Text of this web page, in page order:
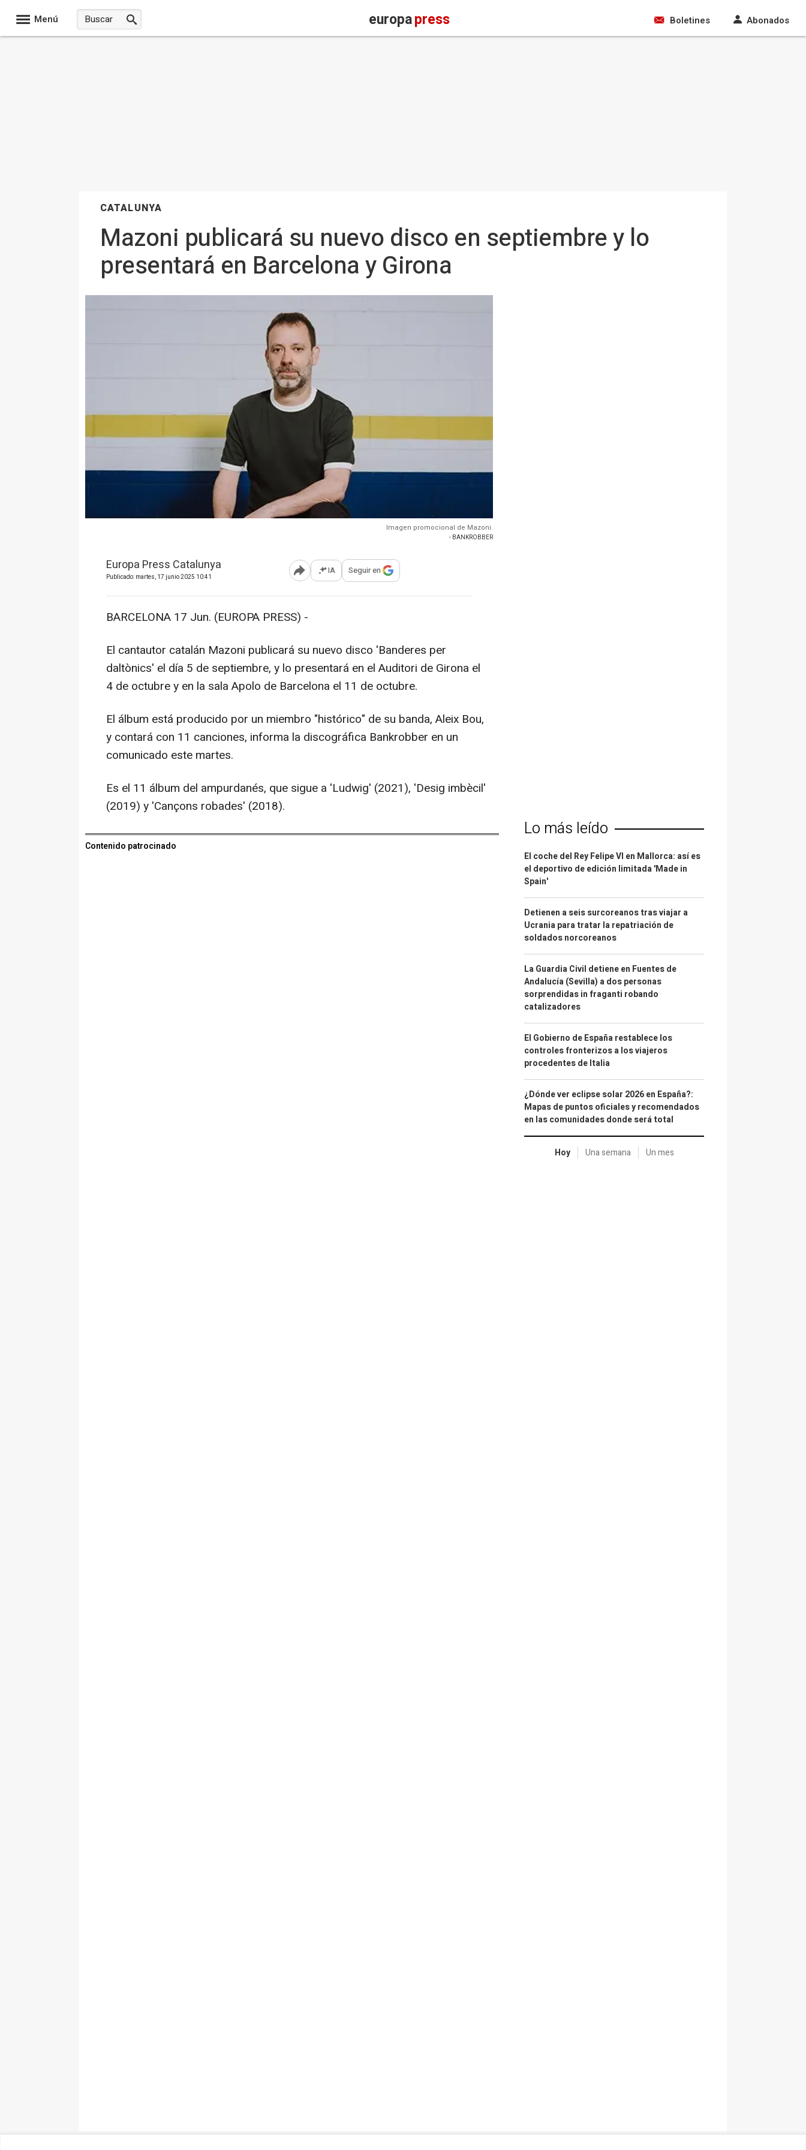
Menú europapress Boletines Abonados
CATALUNYA
Mazoni publicará su nuevo disco en septiembre y lo
presentará en Barcelona y Girona
Imagen promocional de Mazoni.
- BANKROBBER
Europa Press Catalunya
Publicado: martes, 17 junio 2025 10:41 Abrir opciones para compartir
IA Seguir en
BARCELONA 17 Jun. (EUROPA PRESS) -
El cantautor catalán Mazoni publicará su nuevo disco 'Banderes per
daltònics' el día 5 de septiembre, y lo presentará en el Auditori de Girona el
4 de octubre y en la sala Apolo de Barcelona el 11 de octubre.
El álbum está producido por un miembro "histórico" de su banda, Aleix Bou,
y contará con 11 canciones, informa la discográfica Bankrobber en un
comunicado este martes.
Es el 11 álbum del ampurdanés, que sigue a 'Ludwig' (2021), 'Desig imbècil'
(2019) y 'Cançons robades' (2018).
Contenido patrocinado
Lo más leído
El coche del Rey Felipe VI en Mallorca: así es
el deportivo de edición limitada 'Made in
Spain'
Detienen a seis surcoreanos tras viajar a
Ucrania para tratar la repatriación de
soldados norcoreanos
La Guardia Civil detiene en Fuentes de
Andalucía (Sevilla) a dos personas
sorprendidas in fraganti robando
catalizadores
El Gobierno de España restablece los
controles fronterizos a los viajeros
procedentes de Italia
¿Dónde ver eclipse solar 2026 en España?:
Mapas de puntos oficiales y recomendados
en las comunidades donde será total
Hoy Una semana Un mes